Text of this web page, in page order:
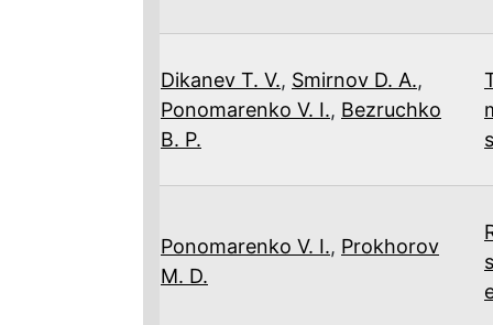
Dikanev T. V., Smirnov D. A.,
Ponomarenko V. I., Bezruchko
B. P.
Ponomarenko V. I., Prokhorov
M. D.